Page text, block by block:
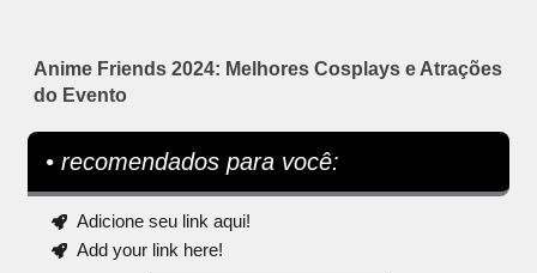
Anime Friends 2024: Melhores Cosplays e Atrações
do Evento
• recomendados para você:
Adicione seu link aqui!
Add your link here!